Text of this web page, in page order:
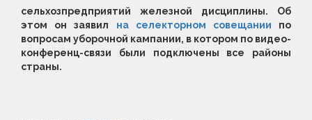
сельхозпредприятий железной дисциплины. Об
этом он заявил на селекторном совещании по
вопросам уборочной кампании, в котором по видео-
конференц-связи были подключены все районы
страны.